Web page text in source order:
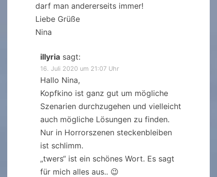
darf man andererseits immer!
Liebe Grüße
Nina
illyria sagt:
16. Juli 2020 um 21:07 Uhr
Hallo Nina,
Kopfkino ist ganz gut um mögliche
Szenarien durchzugehen und vielleicht
auch mögliche Lösungen zu finden.
Nur in Horrorszenen steckenbleiben
ist schlimm.
„twers“ ist ein schönes Wort. Es sagt
für mich alles aus.. 😉